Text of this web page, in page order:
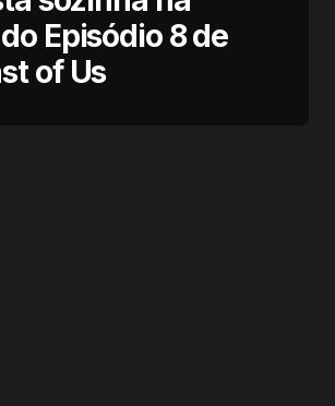
Episódio 8 de
of Us